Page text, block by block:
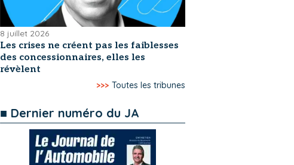
8 juillet 2026
Les crises ne créent pas les faiblesses
des concessionnaires, elles les
révèlent
>>> Toutes les tribunes
■ Dernier numéro du JA